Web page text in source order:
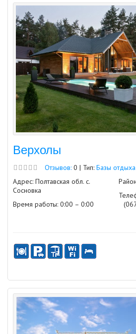
Верхолы
Отзывов: 0 | Тип: Базы отдыха
Адрес: Полтавская обл. с.
Сосновка
Время работы: 0:00 – 0:00